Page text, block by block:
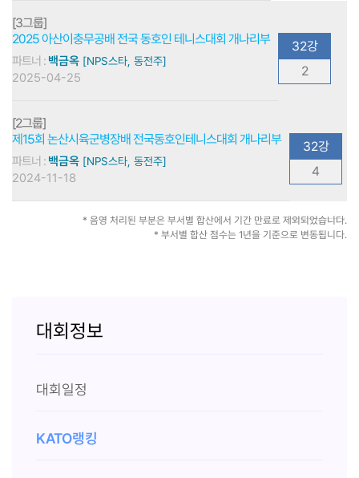
[3그룹]
2025 아산이충무공배 전국 동호인 테니스대회 개나리부
파트너 : 백금옥 [NPS스타, 동전주]
2025-04-25
32강
2
[2그룹]
제15회 논산시육군병장배 전국동호인테니스대회 개나리부
파트너 : 백금옥 [NPS스타, 동전주]
2024-11-18
32강
4
* 음영 처리된 부분은 부서별 합산에서 기간 만료로 제외되었습니다.
* 부서별 합산 점수는 1년을 기준으로 변동됩니다.
대회정보
대회일정
KATO랭킹